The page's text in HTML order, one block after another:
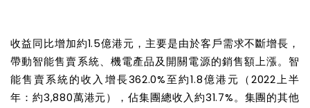
收益同比增加約1.5億港元，主要是由於客戶需求不斷增長，
帶動智能售賣系統、機電產品及開關電源的銷售額上漲。智
能售賣系統的收入增長362.0%至約1.8億港元（2022上半
年：約3,880萬港元），佔集團總收入約31.7%。集團的其他